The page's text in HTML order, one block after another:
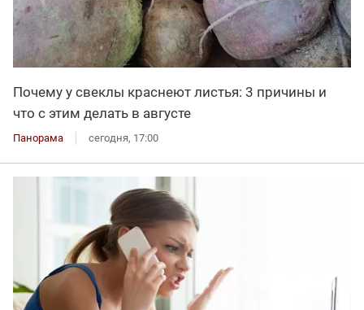
Почему у свеклы краснеют листья: 3 причины и
что с этим делать в августе
Панорама сегодня, 17:00